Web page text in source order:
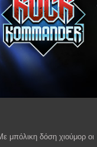
μπόλικη δόση χιούμορ οι